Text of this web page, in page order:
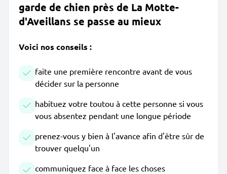
garde de chien près de La Motte-
d'Aveillans se passe au mieux
Voici nos conseils :
faite une première rencontre avant de vous
décider sur la personne
habituez votre toutou à cette personne si vous
vous absentez pendant une longue période
prenez-vous y bien à l'avance afin d'être sûr de
trouver quelqu'un
communiquez face à face les choses